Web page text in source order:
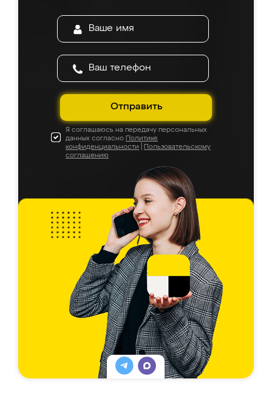
Отправить
Я соглашаюсь на передачу персональных
данных согласно Политике
конфиденциальности
Пользовательскому
соглашению